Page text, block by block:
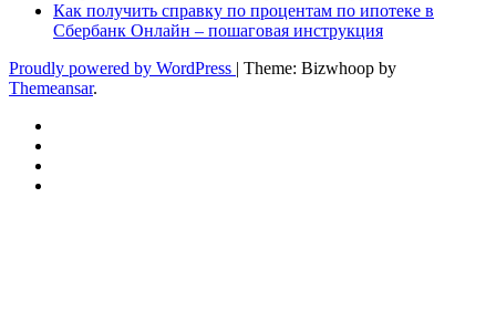
Как получить справку по процентам по ипотеке в
Сбербанк Онлайн – пошаговая инструкция
Proudly powered by WordPress | Theme: Bizwhoop by
Themeansar.